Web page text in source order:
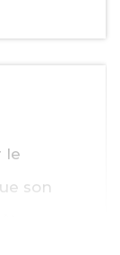
le
son